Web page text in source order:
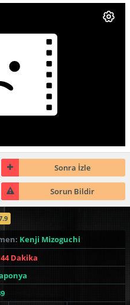
Sonra İzle
Sorun Bildir
Kenji Mizoguchi
Dakika